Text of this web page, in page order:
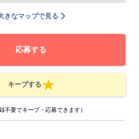
きなマップで見る
応募する
キープする
不要でキープ・応募できます）